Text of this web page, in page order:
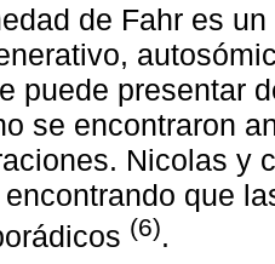
de Fahr es
puede presentar
se encontraron
Nicolas y
que
(6).